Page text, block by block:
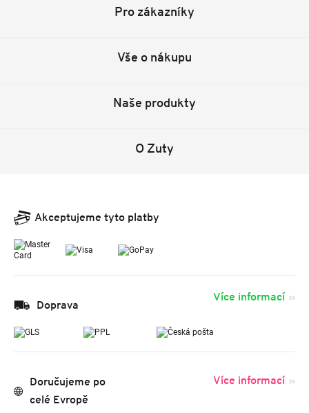
Pro zákazníky
Vše o nákupu
Naše produkty
O Zuty
Akceptujeme tyto platby
Doprava
Více informací
Doručujeme po
celé Evropě
Více informací